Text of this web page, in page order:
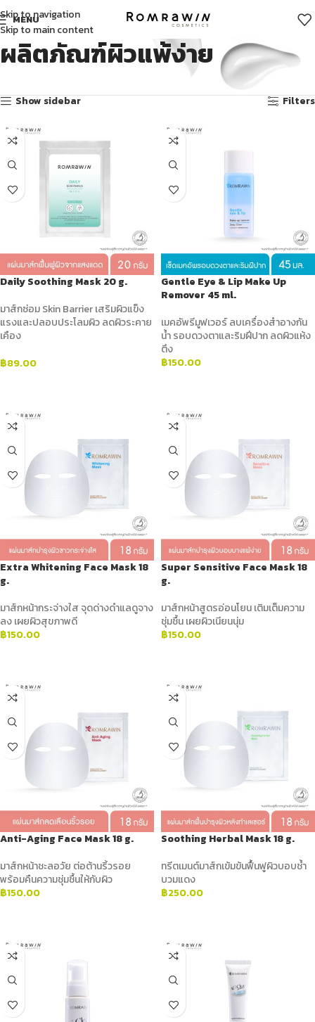
Skip to navigation
Skip to main content
MENU
ผลิตภัณฑ์ผิวแพ้ง่าย
Show sidebar
Filters
Daily Soothing Mask 20 g.
มาส์กซ่อม Skin Barrier เสริมผิวแข็ง
แรงและปลอบประโลมผิว ลดผิวระคาย
เคือง
฿89.00
Gentle Eye & Lip Make Up
Remover 45 ml.
เมคอัพรีมูฟเวอร์ ลบเครื่องสำอางกัน
น้ำ รอบดวงตาและริมฝีปาก ลดผิวแห้ง
ตึง
฿150.00
Extra Whitening Face Mask 18
g.
มาส์กหน้ากระจ่างใส จุดด่างดำแลดูจาง
ลง เผยผิวสุขภาพดี
฿150.00
Super Sensitive Face Mask 18
g.
มาส์กหน้าสูตรอ่อนโยน เติมเต็มความ
ชุ่มชื้น เผยผิวเนียนนุ่ม
฿150.00
Anti-Aging Face Mask 18 g.
มาส์กหน้าชะลอวัย ต่อต้านริ้วรอย
พร้อมคืนความชุ่มชื้นให้กับผิว
฿150.00
Soothing Herbal Mask 18 g.
ทรีตเมนต์มาส์กเข้มข้นฟื้นฟูผิวบอบช้ำ
บวมแดง
฿250.00